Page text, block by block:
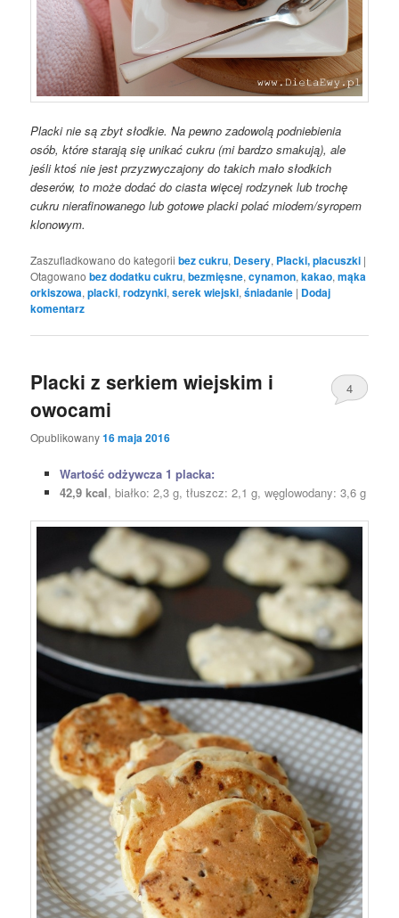
Placki nie są zbyt słodkie. Na pewno zadowolą podniebienia
osób, które starają się unikać cukru (mi bardzo smakują), ale
jeśli ktoś nie jest przyzwyczajony do takich mało słodkich
deserów, to może dodać do ciasta więcej rodzynek lub trochę
cukru nierafinowanego lub gotowe placki polać miodem/syropem
klonowym.
Zaszufladkowano do kategorii bez cukru, Desery, Placki, placuszki |
Otagowano bez dodatku cukru,bezmięsne,cynamon,kakao,mąka
orkiszowa,placki,rodzynki,serek wiejski,śniadanie | Dodaj
komentarz
Placki z serkiem wiejskim i
owocami
Opublikowany16 maja 2016
4
Wartość odżywcza 1 placka:
42,9 kcal, białko: 2,3 g, tłuszcz: 2,1 g, węglowodany: 3,6 g